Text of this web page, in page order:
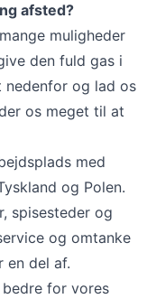
afsted?
muligheder
den fuld gas i
nedenfor og lad os
os meget til at
med
og Polen.
spisesteder og
og omtanke
en del af.
for vores